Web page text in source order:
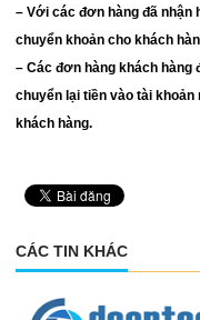
– Với các đơn hàng đã nhận
chuyển khoản cho khách
– Các đơn hàng khách hàng
chuyển lại tiền vào tài
khách hàng.
CÁC TIN KHÁC